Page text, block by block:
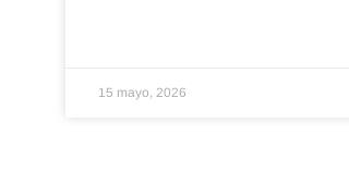
15 mayo, 2026